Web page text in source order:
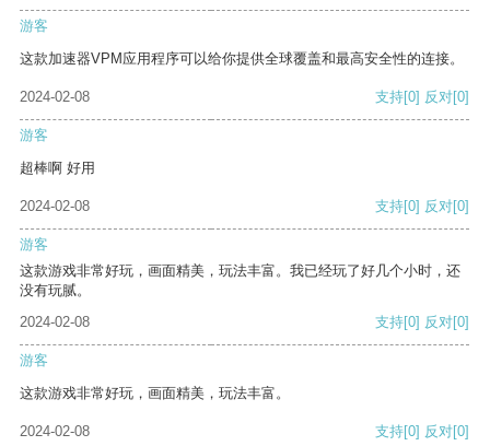
游客
这款加速器VPM应用程序可以给你提供全球覆盖和最高安全性的连接。
2024-02-08 支持[0] 反对[0]
游客
超棒啊 好用
2024-02-08 支持[0] 反对[0]
游客
这款游戏非常好玩，画面精美，玩法丰富。我已经玩了好几个小时，还
没有玩腻。
2024-02-08
支持[0] 反对[0]
游客
这款游戏非常好玩，画面精美，玩法丰富。
2024-02-08 支持[0] 反对[0]